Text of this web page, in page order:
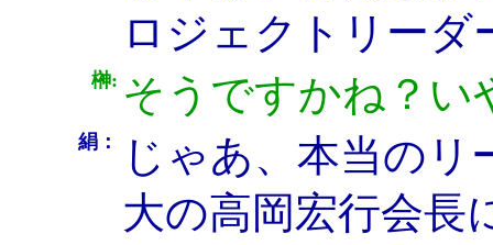
ロジェクトリーダ
榊: そうですかね？い
絹：
じゃあ、本当のリ
大の高岡宏行会長